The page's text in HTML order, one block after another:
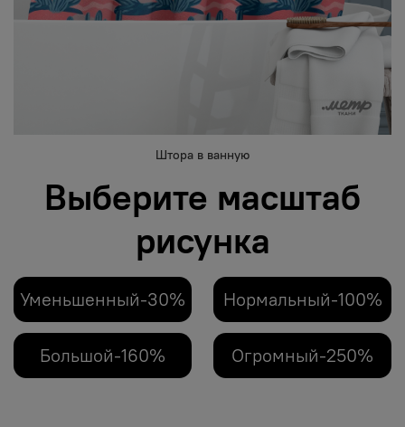
Штора в ванную
Выберите масштаб
рисунка
Уменьшенный-30% Нормальный-100%
Большой-160% Огромный-250%